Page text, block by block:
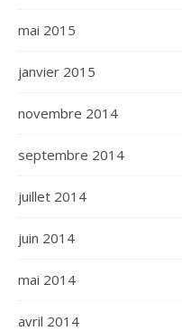
mai 2015
janvier 2015
novembre 2014
septembre 2014
juillet 2014
juin 2014
mai 2014
avril 2014